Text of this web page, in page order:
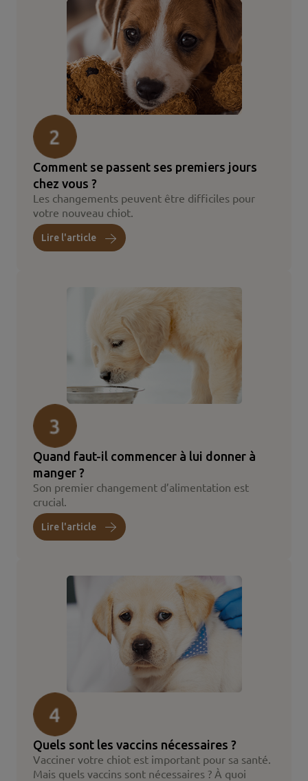
Comment se passent ses premiers jours
chez vous ?
Les changements peuvent être difficiles pour
votre nouveau chiot.
Lire l'article
Quand faut-il commencer à lui donner à
manger ?
Son premier changement d’alimentation est
crucial.
Lire l'article
Quels sont les vaccins nécessaires ?
Vacciner votre chiot est important pour sa santé.
Mais quels vaccins sont nécessaires ? À quoi